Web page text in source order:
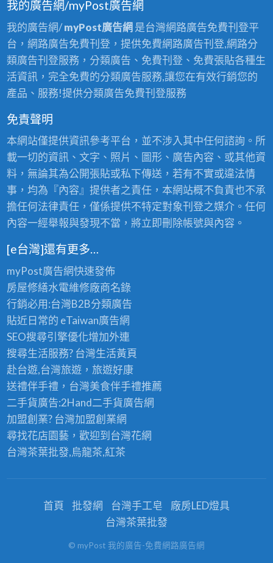
我的廣告網/myPost廣告網
我的廣告網/myPost廣告網是台灣網路廣告免費刊登平
台，網路廣告免費刊登，提供免費網路廣告刊登,網路分
類廣告刊登服務，分類廣告、免費刊登、免費張貼各種生
活資訊，完全免費的分類廣告服務,讓您在有效行銷您的
產品、服務!提供分類廣告免費刊登服務
免責聲明
本網站僅提供資訊參考平台，並不涉入其中任何諮詢。所
載一切的資訊、文字、照片、圖形、廣告內容、或其他資
料，無論其為公開張貼或私下傳送，若有不實或違法情
事，均為『內容』提供者之責任，本網站概不負責也不承
擔任何法律責任，僅係提供不特定對象刊登之媒介。任何
內容一經舉報與發現不當，將立即刪除帳號與內容。
[e台灣]還有更多…
myPost廣告網快速發佈
房屋修繕水電維修廠商名錄
行銷必用:台灣B2B分類廣告
貼近日常的 eTaiwan廣告網
SEO搜尋引擎優化增加外連
搜尋生活服務? 台灣生活黃頁
赴台遊,台灣旅遊，旅遊好康
送禮伴手禮，台灣美食伴手禮推薦
二手貨廣告:2Hand二手貨廣告網
加盟創業? 台灣加盟創業網
尋找花店園藝，歡迎到台灣花網
台灣茶葉批發,烏龍茶,紅茶
首頁 批發網 台灣手工皂
廠房LED燈具
台灣茶葉批發
© myPost 我的廣告-免費網路廣告網